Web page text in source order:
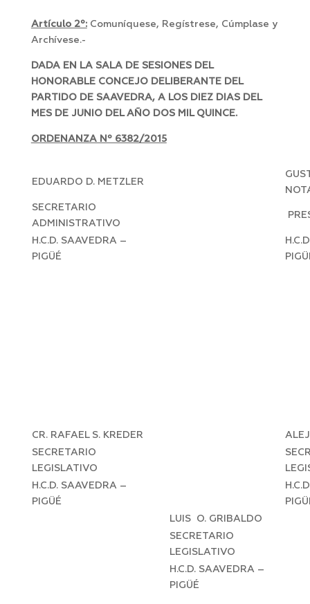
Artículo 2º:Comuníquese, Regístrese, Cúmplase y
Archívese.-
DADA EN LA SALA DE SESIONES DEL
HONORABLE CONCEJO DELIBERANTE DEL
PARTIDO DE SAAVEDRA, A LOS DIEZ DIAS DEL
MES DE JUNIO DEL AÑO DOS MIL QUINCE.
ORDENANZA Nº 6382/2015
EDUARDO D. METZLER
SECRETARIO
ADMINISTRATIVO
H.C.D. SAAVEDRA –
PIGÜÉ
CR. RAFAEL S. KREDER
SECRETARIO
LEGISLATIVO
H.C.D. SAAVEDRA –
PIGÜÉ
LUIS O. GRIBALDO
SECRETARIO
LEGISLATIVO
H.C.D. SAAVEDRA –
PIGÜÉ